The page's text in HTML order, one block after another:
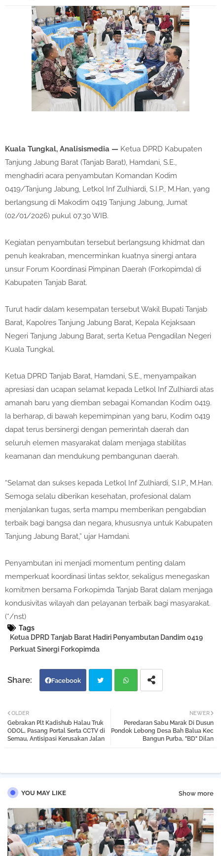
Kuala Tungkal, Analisismedia — Ketua DPRD Kabupaten
Tanjung Jabung Barat (Tanjab Barat), Hamdani, S.E.,
menghadiri acara penyambutan Komandan Kodim
0419/Tanjung Jabung, Letkol Inf Zulhiardi, S.I.P., M.Han, yang
berlangsung di Makodim 0419 Tanjung Jabung, Jumat
(02/01/2026) pukul 07.30 WIB.
Kegiatan penyambutan tersebut berlangsung khidmat dan
penuh keakraban, mencerminkan kuatnya sinergi antara
unsur Forum Koordinasi Pimpinan Daerah (Forkopimda) di
Kabupaten Tanjab Barat.
Turut hadir dalam kesempatan tersebut Wakil Bupati Tanjab
Barat, Kapolres Tanjung Jabung Barat, Kepala Kejaksaan
Negeri Tanjung Jabung Barat, serta Ketua Pengadilan Negeri
Kuala Tungkal.
Ketua DPRD Tanjab Barat, Hamdani, S.E., menyampaikan
apresiasi dan ucapan selamat kepada Letkol Inf Zulhiardi atas
amanah baru yang diemban sebagai Komandan Kodim 0419.
Ia berharap, di bawah kepemimpinan yang baru, Kodim 0419
dapat terus bersinergi dengan pemerintah daerah dan
seluruh elemen masyarakat dalam menjaga stabilitas
keamanan dan mendukung pembangunan daerah.
“Selamat dan sukses kepada Letkol Inf Zulhiardi, S.I.P., M.Han.
Semoga selalu diberikan kesehatan, profesional dalam
menjalankan tugas, serta mampu memberikan pengabdian
terbaik bagi bangsa dan negara, khususnya untuk Kabupaten
Tanjung Jabung Barat,” ujar Hamdani.
Penyambutan ini menjadi momentum penting dalam
memperkuat koordinasi lintas sektor, sekaligus menegaskan
komitmen bersama Forkopimda Tanjab Barat dalam menjaga
kondusivitas wilayah dan pelayanan terbaik bagi masyarakat.
(*/nst)
Tags
Ketua DPRD Tanjab Barat Hadiri Penyambutan Dandim 0419
Perkuat Sinergi Forkopimda
Facebook
tter atsa
NEWER
Peredaran Sabu Marak Di Dusun
Pondok Lebong Desa Bah Balua Kec
Bangun Purba, "BD" Dilan
OLDER
‎Gebrakan Plt Kadishub Halau Truk
ODOL, Pasang Portal Serta CCTV di
Semau, Antisipasi Kerusakan Jalan
YOU MAY LIKE Show more